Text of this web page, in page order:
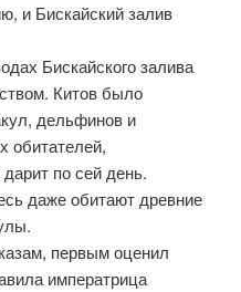
и Бискайский залив
Бискайского залива
Китов было
дельфинов и
обитателей,
по сей день.
даже обитают древние
первым оценил
императрица